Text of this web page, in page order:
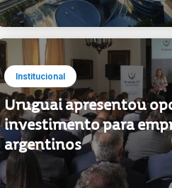
Institucional
Uruguai apresentou
investimento para
argentinos